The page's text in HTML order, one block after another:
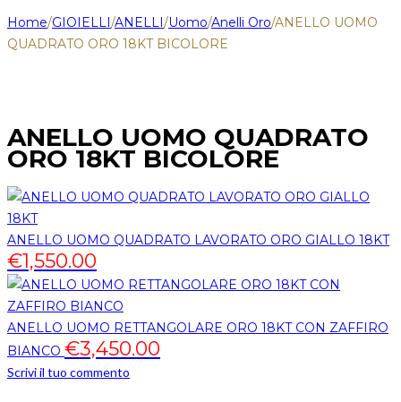
Home/GIOIELLI/ANELLI/Uomo/Anelli Oro/ANELLO UOMO
QUADRATO ORO 18KT BICOLORE
ANELLO UOMO QUADRATO
ORO 18KT BICOLORE
ANELLO UOMO QUADRATO LAVORATO ORO GIALLO 18KT
€1,550.00
ANELLO UOMO RETTANGOLARE ORO 18KT CON ZAFFIRO
BIANCO €3,450.00
Scrivi il tuo commento